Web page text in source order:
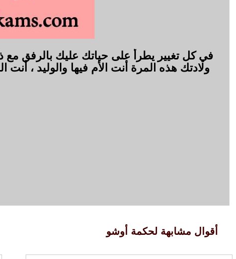
في كل تغيير يطرأ على حياتك عليك بالرفق مع
ولادتك هذه المرة أنت الأم فيها والوليد ،
أقوال مشابهة لحكمة أوشو